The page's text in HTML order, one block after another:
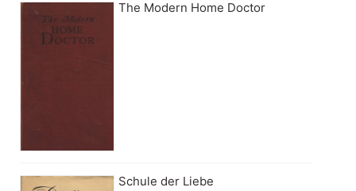
The Modern Home Doctor
Schule der Liebe